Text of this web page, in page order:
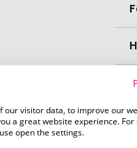
our visitor data, to improve our
a great website experience. For
open the settings.